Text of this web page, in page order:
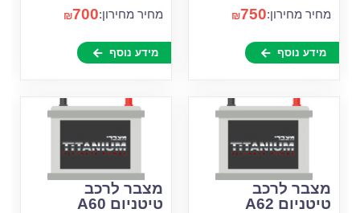
מחיר מחירון: ₪750
מידע נוסף
מחיר מחירון: ₪700
מידע נוסף
מצבר לרכב
טיטניום A62
מצבר לרכב
טיטניום A60